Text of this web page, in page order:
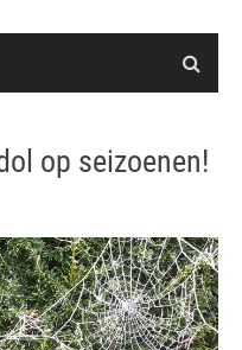
op seizoenen!